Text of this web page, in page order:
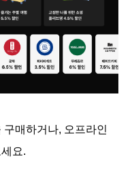
매하거나, 오프라인
요.